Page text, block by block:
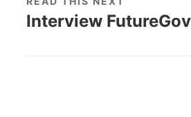
Interview